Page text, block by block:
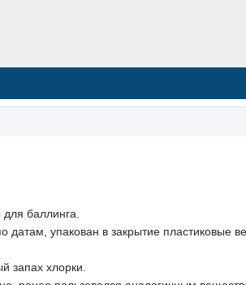
баллинга.
упакован в закрытие пластиковые
запах хлорки.